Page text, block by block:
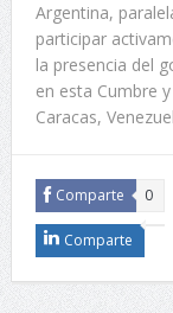
Argentina,
participar
la presencia del
en esta Cumbre
Caracas,
Comparte 0
Comparte